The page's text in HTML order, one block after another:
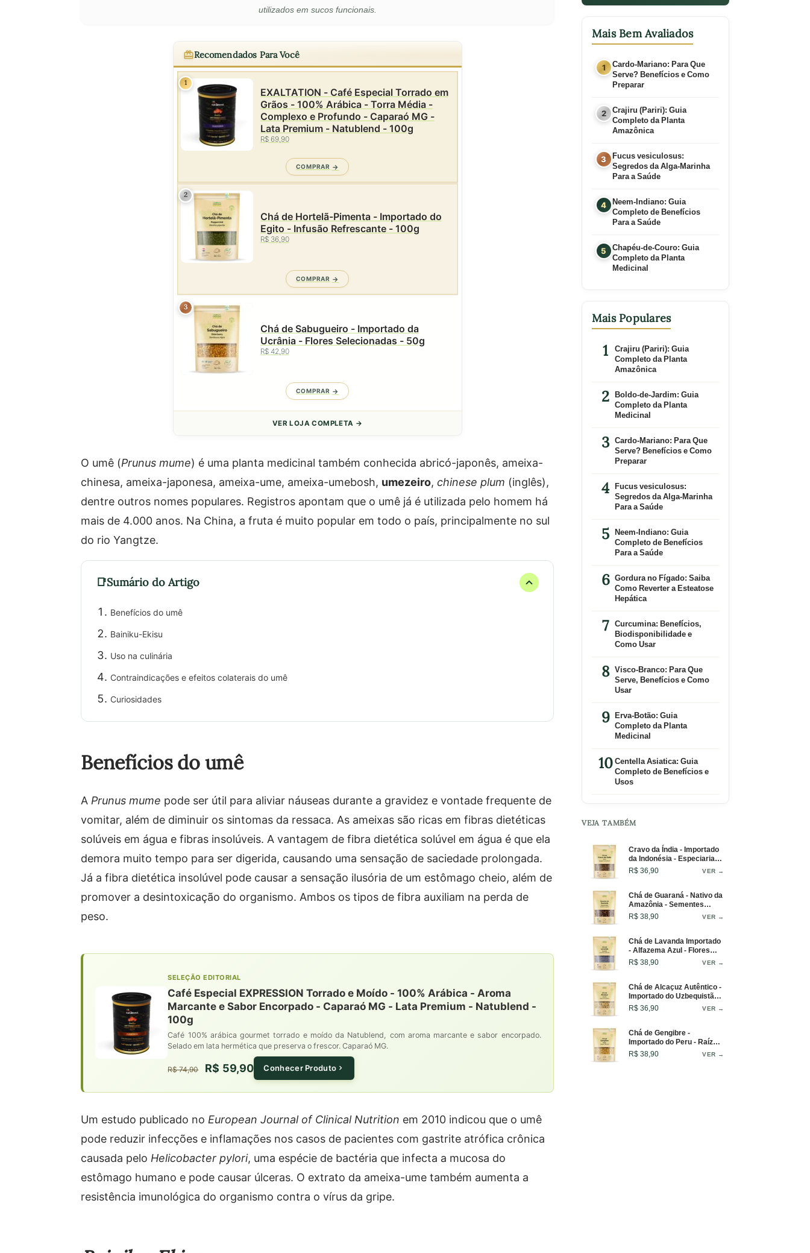
utilizados em sucos funcionais.
Recomendados Para Você
1
EXALTATION - Café Especial Torrado em
Grãos - 100% Arábica - Torra Média -
Complexo e Profundo - Caparaó MG -
Lata Premium - Natublend - 100g
R$ 69,90
COMPRAR
2
Chá de Hortelã-Pimenta - Importado do
Egito - Infusão Refrescante - 100g
R$ 36,90
COMPRAR
3
Chá de Sabugueiro - Importado da
Ucrânia - Flores Selecionadas - 50g
R$ 42,90
COMPRAR
VER LOJA COMPLETA →
O umê (Prunus mume) é uma planta medicinal também conhecida abricó-japonês, ameixa-
chinesa, ameixa-japonesa, ameixa-ume, ameixa-umebosh, umezeiro,chinese plum (inglês),
dentre outros nomes populares. Registros apontam que o umê já é utilizada pelo homem há
mais de 4.000 anos. Na China, a fruta é muito popular em todo o país, principalmente no sul
do rio Yangtze.
Sumário do Artigo
Benefícios do umê
Bainiku-Ekisu
Uso na culinária
Contraindicações e efeitos colaterais do umê
Curiosidades
Benefícios do umê
A Prunus mume pode ser útil para aliviar náuseas durante a gravidez e vontade frequente de
vomitar, além de diminuir os sintomas da ressaca. As ameixas são ricas em fibras dietéticas
solúveis em água e fibras insolúveis. A vantagem de fibra dietética solúvel em água é que ela
demora muito tempo para ser digerida, causando uma sensação de saciedade prolongada.
Já a fibra dietética insolúvel pode causar a sensação ilusória de um estômago cheio, além de
promover a desintoxicação do organismo. Ambos os tipos de fibra auxiliam na perda de
peso.
SELEÇÃO EDITORIAL
Café Especial EXPRESSION Torrado e Moído - 100% Arábica - Aroma
Marcante e Sabor Encorpado - Caparaó MG - Lata Premium - Natublend -
100g
Café 100% arábica gourmet torrado e moído da Natublend, com aroma marcante e sabor encorpado.
Selado em lata hermética que preserva o frescor. Caparaó MG.
R$ 74,90 R$ 59,90 Conhecer Produto
Um estudo publicado no European Journal of Clinical Nutrition em 2010 indicou que o umê
pode reduzir infecções e inflamações nos casos de pacientes com gastrite atrófica crônica
causada pelo Helicobacter pylori, uma espécie de bactéria que infecta a mucosa do
estômago humano e pode causar úlceras. O extrato da ameixa-ume também aumenta a
resistência imunológica do organismo contra o vírus da gripe.
Mais Bem Avaliados
Cardo-Mariano: Para Que
Serve? Benefícios e Como
Preparar
Crajiru (Pariri): Guia
Completo da Planta
Amazônica
Fucus vesiculosus:
Segredos da Alga-Marinha
Para a Saúde
Neem-Indiano: Guia
Completo de Benefícios
Para a Saúde
Chapéu-de-Couro: Guia
Completo da Planta
Medicinal
Mais Populares
Crajiru (Pariri): Guia
Completo da Planta
Amazônica
Boldo-de-Jardim: Guia
Completo da Planta
Medicinal
Cardo-Mariano: Para Que
Serve? Benefícios e Como
Preparar
Fucus vesiculosus:
Segredos da Alga-Marinha
Para a Saúde
Neem-Indiano: Guia
Completo de Benefícios
Para a Saúde
Gordura no Fígado: Saiba
Como Reverter a Esteatose
Hepática
Curcumina: Benefícios,
Biodisponibilidade e
Como Usar
Visco-Branco: Para Que
Serve, Benefícios e Como
Usar
Erva-Botão: Guia
Completo da Planta
Medicinal
Centella Asiatica: Guia
Completo de Benefícios e
Usos
VEJA TAMBÉM
Cravo da Índia - Importado
da Indonésia - Especiaria
Aromática - 50g
R$ 36,90 VER →
Chá de Guaraná - Nativo da
Amazônia - Sementes
Inteiras - 100g
R$ 38,90 VER →
Chá de Lavanda Importado
- Alfazema Azul - Flores
Selecionadas - 50g
R$ 38,90 VER →
Chá de Alcaçuz Autêntico -
Importado do Uzbequistão -
100g
R$ 36,90 VER →
Chá de Gengibre -
Importado do Peru - Raízes
Selecionadas - 100g
R$ 38,90 VER →